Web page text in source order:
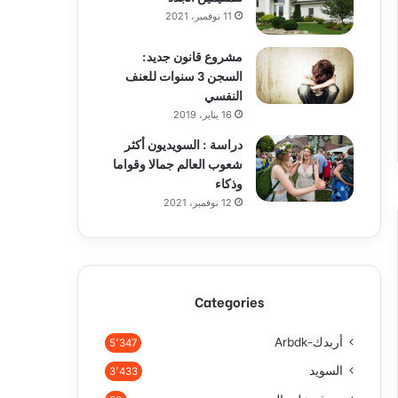
11 نوفمبر، 2021
مشروع قانون جديد:
السجن 3 سنوات للعنف
النفسي
16 يناير، 2019
دراسة : السويديون أكثر
شعوب العالم جمالا وقواما
وذكاء
12 نوفمبر، 2021
Categories
أربدك-Arbdk 5٬347
السويد 3٬433